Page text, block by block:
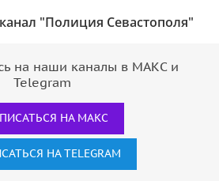
"Полиция Севастополя"
на наши каналы в МАКС и
Telegram
НА МАКС
НА TELEGRAM